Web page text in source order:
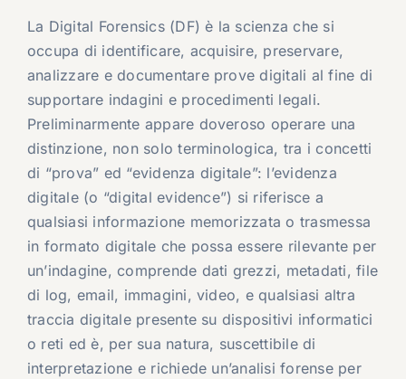
La Digital Forensics (DF) è la scienza che si
occupa di identificare, acquisire, preservare,
analizzare e documentare prove digitali al fine di
supportare indagini e procedimenti legali.
Preliminarmente appare doveroso operare una
distinzione, non solo terminologica, tra i concetti
di “prova” ed “evidenza digitale”: l’evidenza
digitale (o “digital evidence”) si riferisce a
qualsiasi informazione memorizzata o trasmessa
in formato digitale che possa essere rilevante per
un’indagine, comprende dati grezzi, metadati, file
di log, email, immagini, video, e qualsiasi altra
traccia digitale presente su dispositivi informatici
o reti ed è, per sua natura, suscettibile di
interpretazione e richiede un’analisi forense per